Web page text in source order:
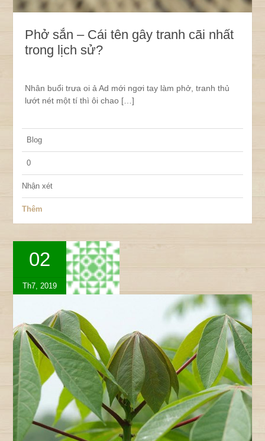
Phở sắn – Cái tên gây tranh cãi nhất
trong lịch sử?
Nhân buổi trưa oi ả Ad mới ngơi tay làm phở, tranh thủ
lướt nét một tí thì ôi chao […]
Blog
0
Nhận xét
Thêm
02
Th7, 2019